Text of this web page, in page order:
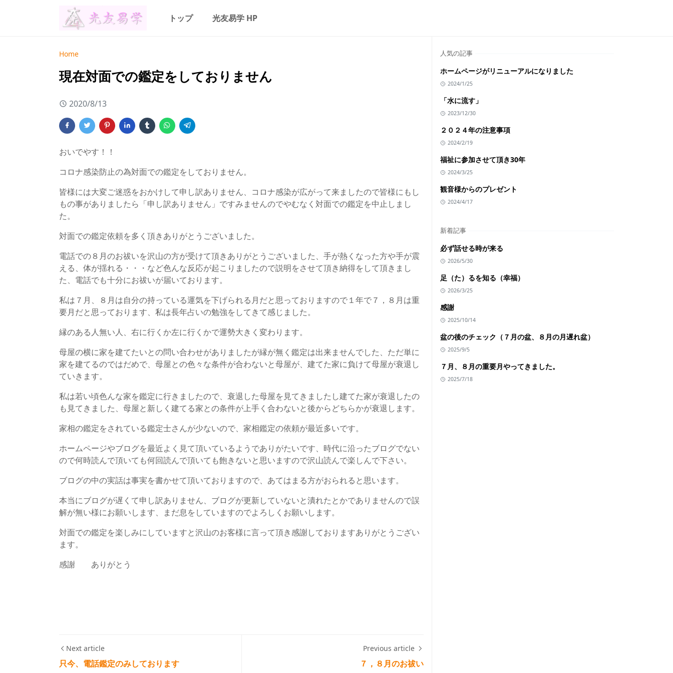
トップ 光友易学 HP
Home
現在対面での鑑定をしておりません
2020/8/13
おいでやす！！
コロナ感染防止の為対面での鑑定をしておりません。
皆様には大変ご迷惑をおかけして申し訳ありません、コロナ感染が広がって来ましたので皆様にもし
もの事がありましたら「申し訳ありません」ですみませんのでやむなく対面での鑑定を中止しまし
た。
対面での鑑定依頼を多く頂きありがとうございました。
電話での８月のお祓いを沢山の方が受けて頂きありがとうございました、手が熱くなった方や手が震
える、体が揺れる・・・など色んな反応が起こりましたので説明をさせて頂き納得をして頂きまし
た、電話でも十分にお祓いが届いております。
私は７月、８月は自分の持っている運気を下げられる月だと思っておりますので１年で７，８月は重
要月だと思っております、私は長年占いの勉強をしてきて感じました。
縁のある人無い人、右に行くか左に行くかで運勢大きく変わります。
母屋の横に家を建てたいとの問い合わせがありましたが縁が無く鑑定は出来ませんでした、ただ単に
家を建てるのではだめで、母屋との色々な条件が合わないと母屋が、建てた家に負けて母屋が衰退し
ていきます。
私は若い頃色んな家を鑑定に行きましたので、衰退した母屋を見てきましたし建てた家が衰退したの
も見てきました、母屋と新しく建てる家との条件が上手く合わないと後からどちらかが衰退します。
家相の鑑定をされている鑑定士さんが少ないので、家相鑑定の依頼が最近多いです。
ホームページやブログを最近よく見て頂いているようでありがたいです、時代に沿ったブログでない
ので何時読んで頂いても何回読んで頂いても飽きないと思いますので沢山読んで楽しんで下さい。
ブログの中の実話は事実を書かせて頂いておりますので、あてはまる方がおられると思います。
本当にブログが遅くて申し訳ありません、ブログが更新していないと潰れたとかでありませんので誤
解が無い様にお願いします、まだ息をしていますのでよろしくお願いします。
対面での鑑定を楽しみにしていますと沢山のお客様に言って頂き感謝しておりますありがとうござい
ます。
感謝 ありがとう
Next article
只今、電話鑑定のみしております
Previous article
７，８月のお祓い
人気の記事
ホームページがリニューアルになりました
2024/1/25
「水に流す」
2023/12/30
２０２４年の注意事項
2024/2/19
福祉に参加させて頂き30年
2024/3/25
観音様からのプレゼント
2024/4/17
新着記事
必ず話せる時が来る
2026/5/30
足（た）るを知る（幸福）
2026/3/25
感謝
2025/10/14
盆の後のチェック（７月の盆、８月の月遅れ盆）
2025/9/5
７月、８月の重要月やってきました。
2025/7/18